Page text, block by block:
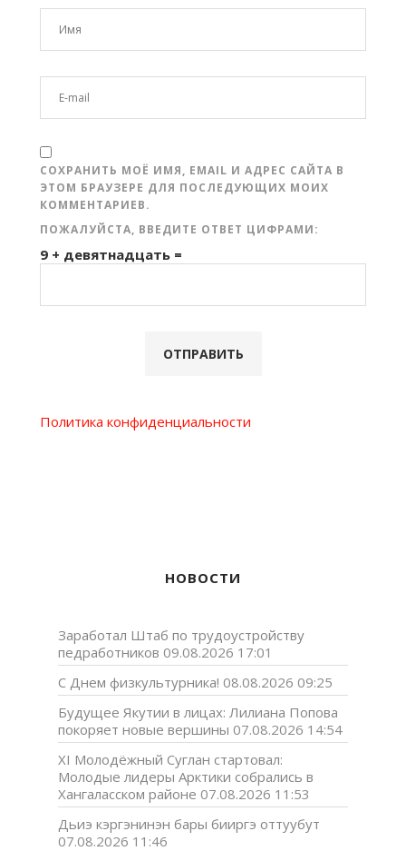
СОХРАНИТЬ МОЁ ИМЯ, EMAIL И АДРЕС САЙТА В
ЭТОМ БРАУЗЕРЕ ДЛЯ ПОСЛЕДУЮЩИХ МОИХ
КОММЕНТАРИЕВ.
ПОЖАЛУЙСТА, ВВЕДИТЕ ОТВЕТ ЦИФРАМИ:
9 + девятнадцать =
Политика конфиденциальности
НОВОСТИ
Заработал Штаб по трудоустройству
педработников 09.08.2026 17:01
С Днем физкультурника! 08.08.2026 09:25
Будущее Якутии в лицах: Лилиана Попова
покоряет новые вершины 07.08.2026 14:54
XI Молодёжный Суглан стартовал:
Молодые лидеры Арктики собрались в
Хангаласском районе 07.08.2026 11:53
Дьиэ кэргэнинэн бары бииргэ оттуубут
07.08.2026 11:46